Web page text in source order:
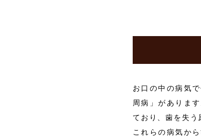
お口の中の病気
周病」がありま
ており、歯を失う
これらの病気か